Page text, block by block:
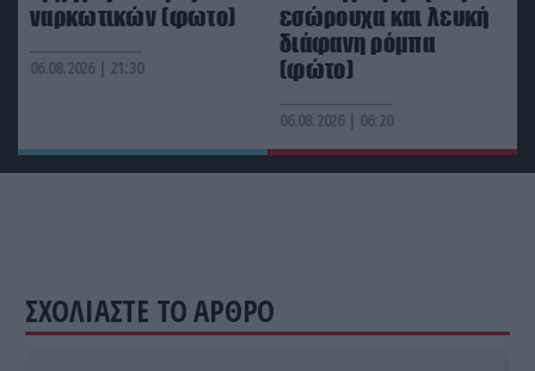
ΙΣΤΟΡΙΑ 21:30
Αυτός είναι ο Έλληνας κασκαντέρ του Τσακ Νόρις
που έγινε αρχηγός σπείρας ναρκωτικών (φωτο)
ναρκωτικών (φωτο)
06.08.2026 | 21:30
εσώρουχα και λευκή
διάφανη ρόμπα
(φώτο)
06.08.2026 | 06:20
ΣΧΟΛΙΑΣΤΕ ΤΟ ΑΡΘΡΟ